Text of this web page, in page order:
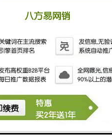
务提示消息，支持暂停服务期间
交互终端评价器界面上可以显示
片、工号、姓名、职务信息，还
破碎、对视、信息更新麻烦等问
体评价交互终端的屏幕进行调查